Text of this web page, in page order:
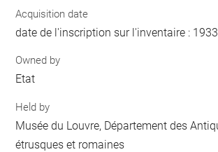
Acquisition date
date de l'inscription sur l'inventaire :
Owned by
Etat
Held by
Musée du Louvre, Département des
étrusques et romaines